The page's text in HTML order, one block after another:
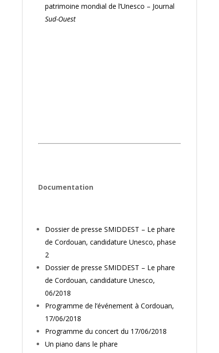
patrimoine mondial de l’Unesco – Journal
Sud-Ouest
Documentation
Dossier de presse SMIDDEST – Le phare
de Cordouan, candidature Unesco, phase
2
Dossier de presse SMIDDEST – Le phare
de Cordouan, candidature Unesco,
06/2018
Programme de l’événement à Cordouan,
17/06/2018
Programme du concert du 17/06/2018
Un piano dans le phare